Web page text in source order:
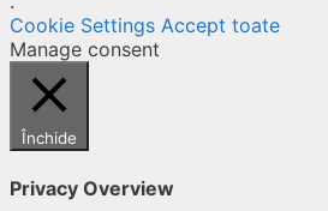
Cookie Settings Accept toate
Manage consent
Închide
Privacy Overview